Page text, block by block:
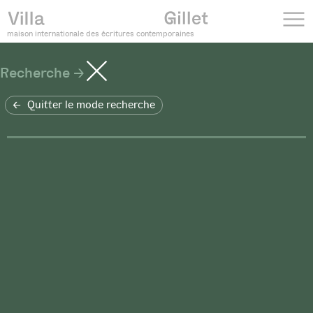
maison internationale des écritures contemporaines
Recherche
Quitter le mode recherche